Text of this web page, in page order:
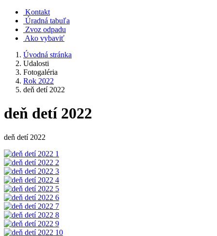
Kontakt
Úradná tabuľa
Zvoz odpadu
Ako vybaviť
Úvodná stránka
Udalosti
Fotogaléria
Rok 2022
deň detí 2022
deň detí 2022
deň detí 2022